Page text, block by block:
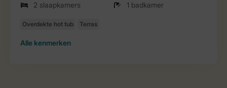
2 slaapkamers
1 badkamer
Alle kenmerken